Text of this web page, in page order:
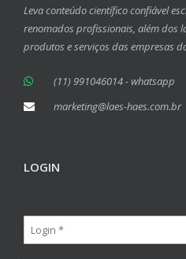
Leva conteúdo científico confiável
renomados profissionais, além dos
produtos e serviços das empresas
(11) 991046014 - whatsapp
marketing@laes-haes.com.br
LOGIN